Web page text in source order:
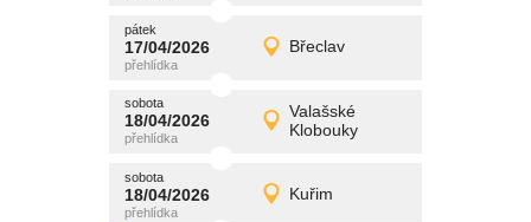
pátek
17/04/2026 Břeclav
pátek
17/04/2026 Detail
promítání
sobota
18/04/2026
Valašské
Klobouky
sobota
18/04/2026 Detail
promítání
sobota
18/04/2026 Kuřim
sobota
18/04/2026 Detail
promítání